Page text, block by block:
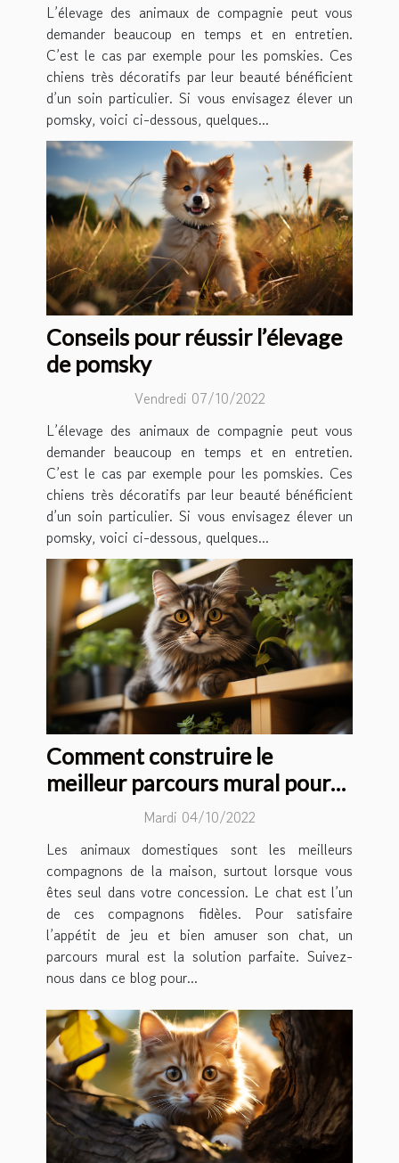
L’élevage des animaux de compagnie peut vous
demander beaucoup en temps et en entretien.
C’est le cas par exemple pour les pomskies. Ces
chiens très décoratifs par leur beauté bénéficient
d’un soin particulier. Si vous envisagez élever un
pomsky, voici ci-dessous, quelques...
Conseils pour réussir l’élevage
de pomsky
Vendredi 07/10/2022
L’élevage des animaux de compagnie peut vous
demander beaucoup en temps et en entretien.
C’est le cas par exemple pour les pomskies. Ces
chiens très décoratifs par leur beauté bénéficient
d’un soin particulier. Si vous envisagez élever un
pomsky, voici ci-dessous, quelques...
Comment construire le
meilleur parcours mural pour
Mardi 04/10/2022
Les animaux domestiques sont les meilleurs
compagnons de la maison, surtout lorsque vous
êtes seul dans votre concession. Le chat est l’un
de ces compagnons fidèles. Pour satisfaire
l’appétit de jeu et bien amuser son chat, un
parcours mural est la solution parfaite. Suivez-
nous dans ce blog pour...